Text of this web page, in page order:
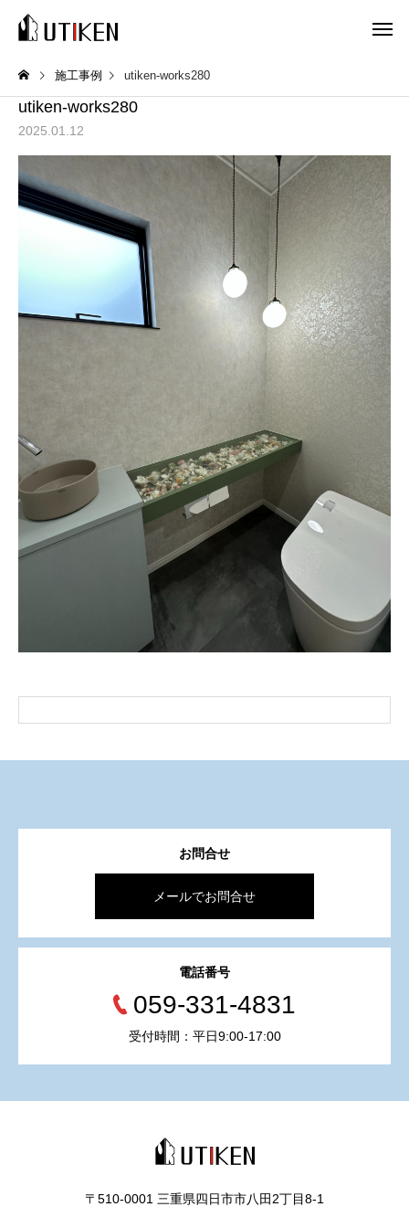
施工事例 utiken-works280
utiken-works280
2025.01.12
お問合せ
メールでお問合せ
電話番号
059-331-4831
受付時間：平日9:00-17:00
〒510-0001 三重県四日市市八田2丁目8‐1